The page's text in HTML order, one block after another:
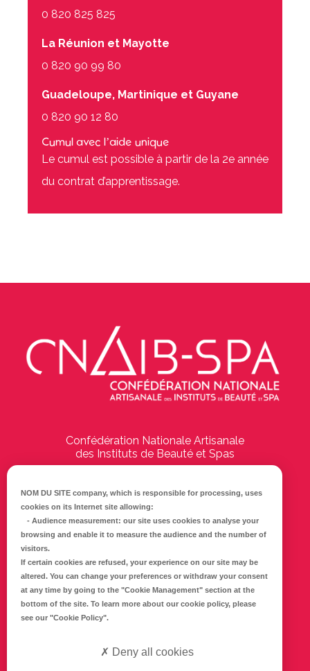
0 820 825 825
La Réunion et Mayotte
0 820 90 99 80
Guadeloupe, Martinique et Guyane
0 820 90 12 80
Cumul avec l’aide unique
Le cumul est possible à partir de la 2e année
du contrat d’apprentissage.
Confédération Nationale Artisanale
des Instituts de Beauté et Spas
17000 La Rochelle
Tél :05 46 41 69 79
CONTACTEZ-NOUS
NOM DU SITE company, which is responsible for processing, uses
cookies on its Internet site allowing:
- Audience measurement: our site uses cookies to analyse your
browsing and enable it to measure the audience and the number of
visitors.
If certain cookies are refused, your experience on our site may be
altered. You can change your preferences or withdraw your consent
at any time by going to the "Cookie Management" section at the
bottom of the site. To learn more about our cookie policy, please
see our "Cookie Policy".
Deny all cookies